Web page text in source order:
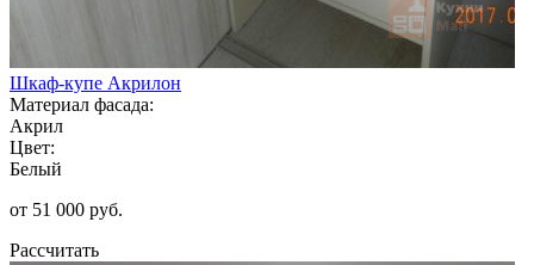
Шкаф-купе Акрилон
Материал фасада:
Акрил
Цвет:
Белый
от 51 000 руб.
Рассчитать